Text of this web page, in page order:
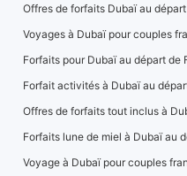
Offres de forfaits Dubaï au
Voyages à Dubaï pour couples
Forfaits pour Dubaï au départ de
Forfait activités à Dubaï au
Offres de forfaits tout inclus à
Forfaits lune de miel à Dubaï au
Voyage à Dubaï pour couples